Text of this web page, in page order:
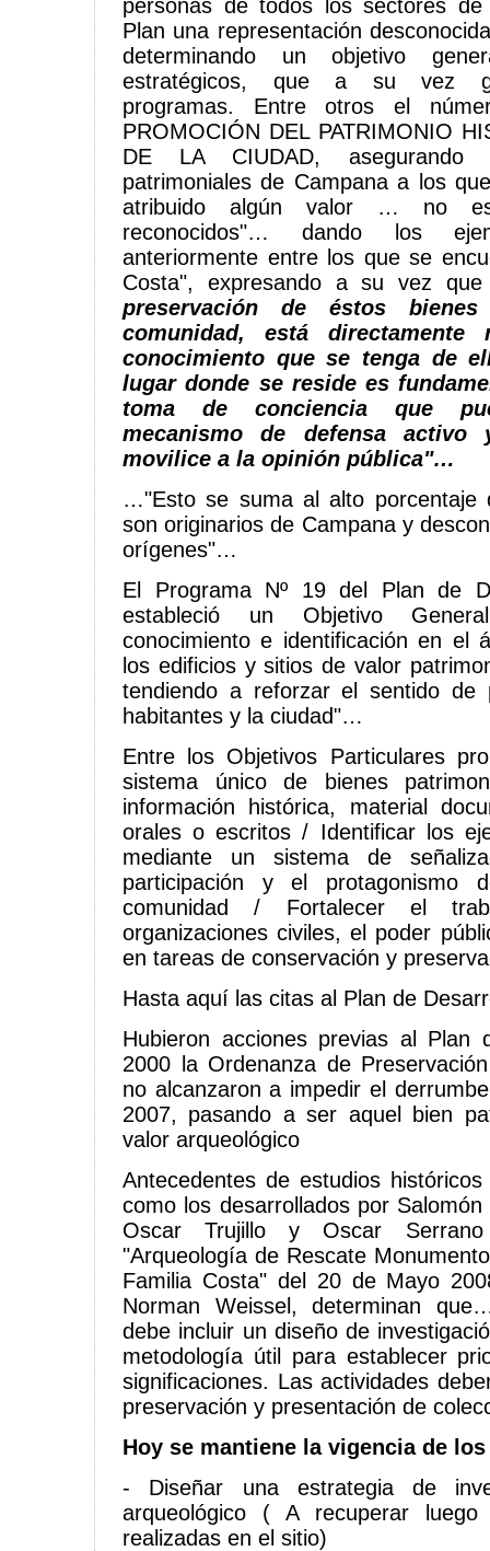
personas de todos los sectores
Plan una representación
determinando un objetivo
estratégicos, que a su vez
programas. Entre otros el
PROMOCIÓN DEL PATRIMONIO
DE LA CIUDAD,
patrimoniales de Campana a los
atribuido algún valor … no
reconocidos"… dando los
anteriormente entre los que se
Costa", expresando a su vez
preservación de éstos
comunidad, está directamente
conocimiento que se tenga de
lugar donde se reside es
toma de conciencia que
mecanismo de defensa activo
movilice a la opinión pública"…
…"Esto se suma al alto porcentaje
son originarios de Campana y
orígenes"…
El Programa Nº 19 del Plan de
estableció un Objetivo
conocimiento e identificación en el
los edificios y sitios de valor
tendiendo a reforzar el sentido de
habitantes y la ciudad"…
Entre los Objetivos Particulares
sistema único de bienes
información histórica, material
orales o escritos / Identificar los
mediante un sistema de
participación y el protagonismo
comunidad / Fortalecer el
organizaciones civiles, el poder
en tareas de conservación y
Hasta aquí las citas al Plan de
Hubieron acciones previas al Plan
2000 la Ordenanza de
no alcanzaron a impedir el
2007, pasando a ser aquel bien
valor arqueológico
Antecedentes de estudios
como los desarrollados por
Oscar Trujillo y Oscar
"Arqueología de Rescate
Familia Costa" del 20 de Mayo
Norman Weissel, determinan
debe incluir un diseño de
metodología útil para establecer
significaciones. Las actividades
preservación y presentación de
Hoy se mantiene la vigencia de
- Diseñar una estrategia de
arqueológico ( A recuperar
realizadas en el sitio)